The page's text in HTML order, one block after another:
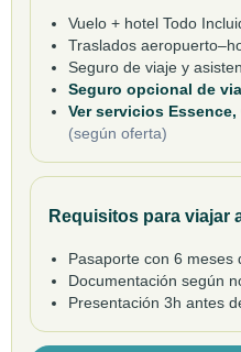
Vuelo + hotel Todo
Traslados
Seguro de viaje y
Seguro opcional de
Ver servicios
(según oferta)
Requisitos para viajar
Pasaporte con 6 meses
Documentación según
Presentación 3h antes